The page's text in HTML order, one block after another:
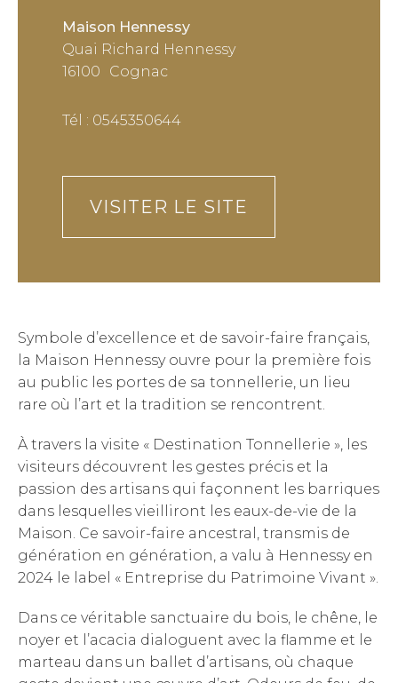
Maison Hennessy
Quai Richard Hennessy
16100
Cognac
Tél : 0545350644
VISITER LE SITE
Symbole d’excellence et de savoir-faire français,
la Maison Hennessy ouvre pour la première fois
au public les portes de sa tonnellerie, un lieu
rare où l’art et la tradition se rencontrent.
À travers la visite « Destination Tonnellerie », les
visiteurs découvrent les gestes précis et la
passion des artisans qui façonnent les barriques
dans lesquelles vieilliront les eaux-de-vie de la
Maison. Ce savoir-faire ancestral, transmis de
génération en génération, a valu à Hennessy en
2024 le label « Entreprise du Patrimoine Vivant ».
Dans ce véritable sanctuaire du bois, le chêne, le
noyer et l’acacia dialoguent avec la flamme et le
marteau dans un ballet d’artisans, où chaque